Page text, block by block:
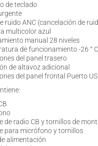
de teclado
ruido ANC (cancelación de
multicolor azul
manual 28 niveles
de funcionamiento -26 °
del panel trasero
de altavoz adicional
del panel frontal Puerto
de radio CB y tornillos de
para micrófono y tornillos
alimentación